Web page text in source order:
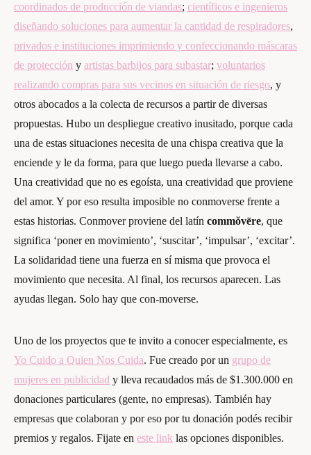
coordinados de producción de viandas; científicos e ingenieros
diseñando soluciones para aumentar la cantidad de respiradores,
privados e instituciones imprimiendo y confeccionando máscaras
de protección y artistas barbijos para subastar; voluntarios
realizando compras para sus vecinos en situación de riesgo, y
otros abocados a la colecta de recursos a partir de diversas
propuestas. Hubo un despliegue creativo inusitado, porque cada
una de estas situaciones necesita de una chispa creativa que la
enciende y le da forma, para que luego pueda llevarse a cabo.
Una creatividad que no es egoísta, una creatividad que proviene
del amor. Y por eso resulta imposible no conmoverse frente a
estas historias. Conmover proviene del latín commŏvēre, que
significa ‘poner en movimiento’, ‘suscitar’, ‘impulsar’, ‘excitar’.
La solidaridad tiene una fuerza en sí misma que provoca el
movimiento que necesita. Al final, los recursos aparecen. Las
ayudas llegan. Solo hay que con-moverse.
Uno de los proyectos que te invito a conocer especialmente, es
Yo Cuido a Quien Nos Cuida. Fue creado por un grupo de
mujeres en publicidad y lleva recaudados más de $1.300.000 en
donaciones particulares (gente, no empresas). También hay
empresas que colaboran y por eso por tu donación podés recibir
premios y regalos. Fijate en este link las opciones disponibles.